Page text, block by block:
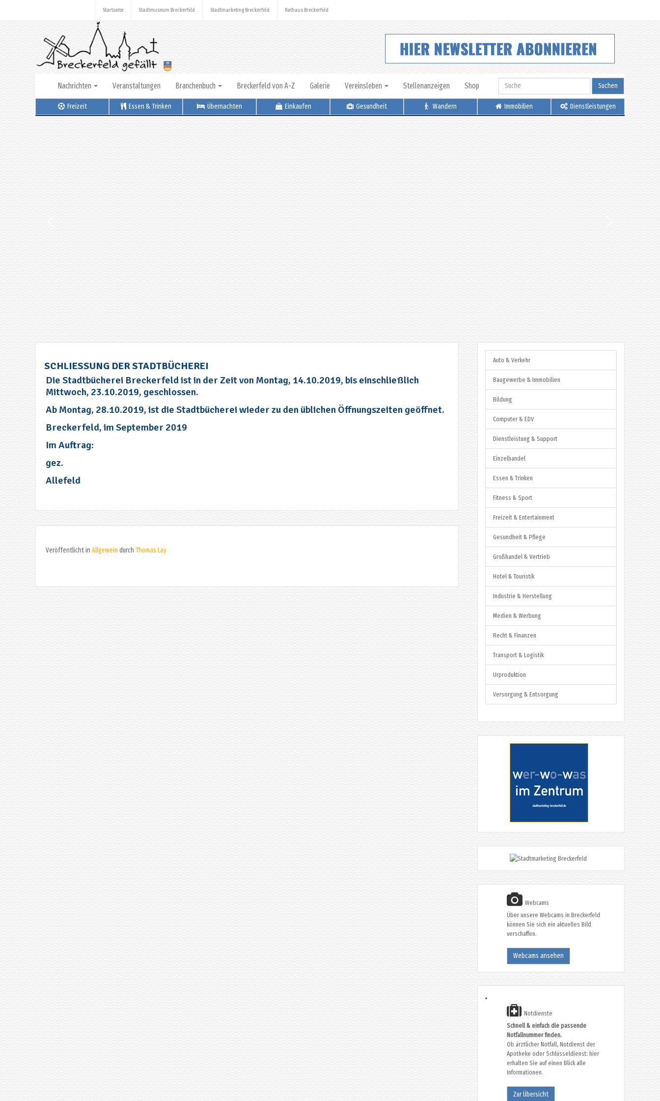
Startseite Stadtmuseum Breckerfeld Stadtmarketing Breckerfeld Rathaus Breckerfeld
Nachrichten Veranstaltungen Branchenbuch Breckerfeld von A-Z Galerie Vereinsleben Stellenanzeigen Shop Suchen
Freizeit Essen & Trinken Übernachten Einkaufen Gesundheit Wandern Immobilien Dienstleistungen
SCHLIESSUNG DER STADTBÜCHEREI
Die Stadtbücherei Breckerfeld ist in der Zeit von Montag, 14.10.2019, bis einschließlich
Mittwoch, 23.10.2019, geschlossen.
Ab Montag, 28.10.2019, ist die Stadtbücherei wieder zu den üblichen Öffnungszeiten geöffnet.
Breckerfeld, im September 2019
Im Auftrag:
gez.
Allefeld
Veröffentlicht in Allgemein durch Thomas Lay
Auto & Verkehr
Baugewerbe & Immobilien
Bildung
Computer & EDV
Dienstleistung & Support
Einzelhandel
Essen & Trinken
Fitness & Sport
Freizeit & Entertainment
Gesundheit & Pflege
Großhandel & Vertrieb
Hotel & Touristik
Industrie & Herstellung
Medien & Werbung
Recht & Finanzen
Transport & Logistik
Urproduktion
Versorgung & Entsorgung
Webcams
Über unsere Webcams in Breckerfeld
können Sie sich ein aktuelles Bild
verschaffen.
Webcams ansehen
Notdienste
Schnell & einfach die passende
Notfallnummer finden.
Ob ärztlicher Notfall, Notdienst der
Apotheke oder Schlüsseldienst: hier
erhalten Sie auf einen Blick alle
Informationen.
Zur Übersicht